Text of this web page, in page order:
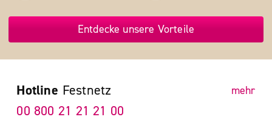
Entdecke unsere Vorteile
Hotline Festnetz mehr
00 800 21 21 21 00